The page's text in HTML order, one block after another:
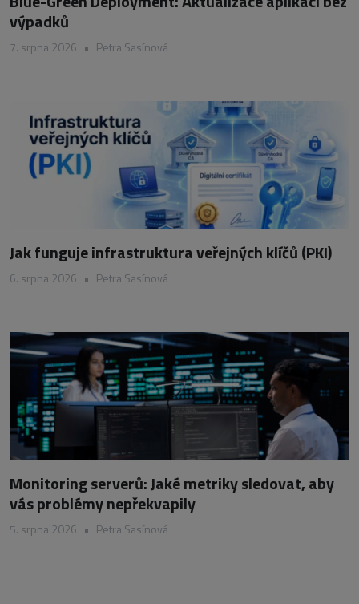
výpadků
7. srpna 2026 • Petra Sasínová
Jak funguje infrastruktura veřejných klíčů (PKI)
6. srpna 2026 • Petra Sasínová
Monitoring serverů: Jaké metriky sledovat, aby
vás problémy nepřekvapily
5. srpna 2026 • Petra Sasínová